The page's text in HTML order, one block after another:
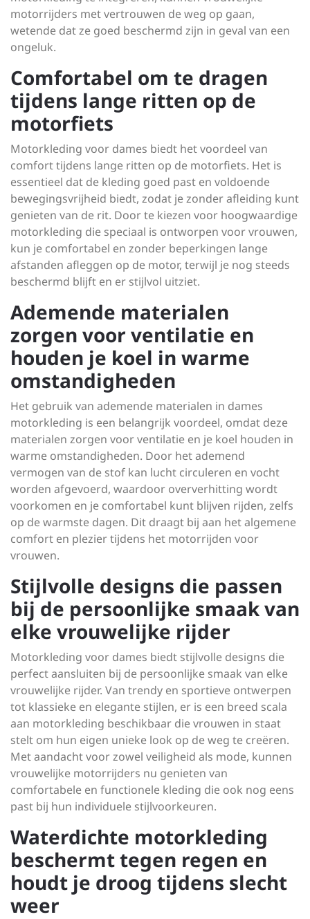
motorrijders met vertrouwen de weg op gaan,
wetende dat ze goed beschermd zijn in geval van een
ongeluk.
Comfortabel om te dragen
tijdens lange ritten op de
motorfiets
Motorkleding voor dames biedt het voordeel van
comfort tijdens lange ritten op de motorfiets. Het is
essentieel dat de kleding goed past en voldoende
bewegingsvrijheid biedt, zodat je zonder afleiding kunt
genieten van de rit. Door te kiezen voor hoogwaardige
motorkleding die speciaal is ontworpen voor vrouwen,
kun je comfortabel en zonder beperkingen lange
afstanden afleggen op de motor, terwijl je nog steeds
beschermd blijft en er stijlvol uitziet.
Ademende materialen
zorgen voor ventilatie en
houden je koel in warme
omstandigheden
Het gebruik van ademende materialen in dames
motorkleding is een belangrijk voordeel, omdat deze
materialen zorgen voor ventilatie en je koel houden in
warme omstandigheden. Door het ademend
vermogen van de stof kan lucht circuleren en vocht
worden afgevoerd, waardoor oververhitting wordt
voorkomen en je comfortabel kunt blijven rijden, zelfs
op de warmste dagen. Dit draagt bij aan het algemene
comfort en plezier tijdens het motorrijden voor
vrouwen.
Stijlvolle designs die passen
bij de persoonlijke smaak van
elke vrouwelijke rijder
Motorkleding voor dames biedt stijlvolle designs die
perfect aansluiten bij de persoonlijke smaak van elke
vrouwelijke rijder. Van trendy en sportieve ontwerpen
tot klassieke en elegante stijlen, er is een breed scala
aan motorkleding beschikbaar die vrouwen in staat
stelt om hun eigen unieke look op de weg te creëren.
Met aandacht voor zowel veiligheid als mode, kunnen
vrouwelijke motorrijders nu genieten van
comfortabele en functionele kleding die ook nog eens
past bij hun individuele stijlvoorkeuren.
Waterdichte motorkleding
beschermt tegen regen en
houdt je droog tijdens slecht
weer